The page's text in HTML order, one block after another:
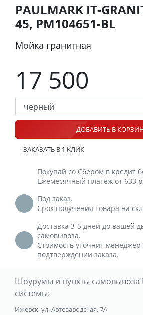
PAULMARK IT-
45, PM104651-BL
Мойка гранитная
17 500
ДОБАВИТЬ В
ЗАКАЗАТЬ В 1 КЛИК
Покупай со Сбером в кредит
Ежемесячный платеж от 633
Под заказ.
Срок получения товара на
Доставка 3-5 дней до вашей
самовывоза.
Стоимость уточнит
подтверждении заказа.
Шоурумы и пункты самовывоза
системы:
Ижевск, ул. Автозаводская, 7А